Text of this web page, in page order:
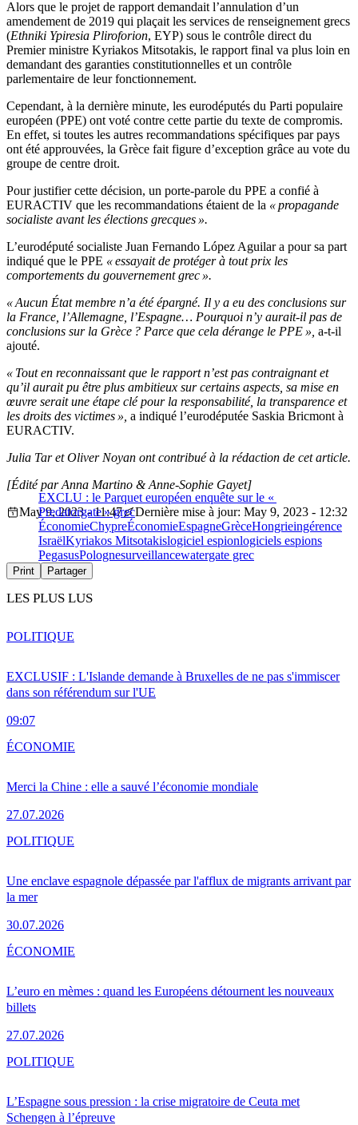
Alors que le projet de rapport demandait l’annulation d’un
amendement de 2019 qui plaçait les services de renseignement grecs
(Ethniki Ypiresia Pliroforion, EYP) sous le contrôle direct du
Premier ministre Kyriakos Mitsotakis, le rapport final va plus loin en
demandant des garanties constitutionnelles et un contrôle
parlementaire de leur fonctionnement.
Cependant, à la dernière minute, les eurodéputés du Parti populaire
européen (PPE) ont voté contre cette partie du texte de compromis.
En effet, si toutes les autres recommandations spécifiques par pays
ont été approuvées, la Grèce fait figure d’exception grâce au vote du
groupe de centre droit.
Pour justifier cette décision, un porte-parole du PPE a confié à
EURACTIV que les recommandations étaient de la « propagande
socialiste avant les élections grecques ».
L’eurodéputé socialiste Juan Fernando López Aguilar a pour sa part
indiqué que le PPE « essayait de protéger à tout prix les
comportements du gouvernement grec ».
« Aucun État membre n’a été épargné. Il y a eu des conclusions sur
la France, l’Allemagne, l’Espagne… Pourquoi n’y aurait-il pas de
conclusions sur la Grèce ? Parce que cela dérange le PPE », a-t-il
ajouté.
« Tout en reconnaissant que le rapport n’est pas contraignant et
qu’il aurait pu être plus ambitieux sur certains aspects, sa mise en
œuvre serait une étape clé pour la responsabilité, la transparence et
les droits des victimes », a indiqué l’eurodéputée Saskia Bricmont à
EURACTIV.
Julia Tar et Oliver Noyan ont contribué à la rédaction de cet article.
EXCLU : le Parquet européen enquête sur le «
Predatorgate » grec
[Édité par Anna Martino & Anne-Sophie Gayet]
May 9, 2023 - 11:47
Dernière mise à jour: May 9, 2023 - 12:32
ÉconomieChypreÉconomieEspagneGrèceHongrieingérence
IsraëlKyriakos Mitsotakislogiciel espionlogiciels espions
PegasusPolognesurveillancewatergate grec
Print Partager
LES PLUS LUS
EXCLUSIF : L'Islande demande à Bruxelles de ne pas s'immiscer
dans son référendum sur l'UE
09:07
POLITIQUE
Merci la Chine : elle a sauvé l’économie mondiale
27.07.2026
ÉCONOMIE
Une enclave espagnole dépassée par l'afflux de migrants arrivant par
la mer
30.07.2026
POLITIQUE
L’euro en mèmes : quand les Européens détournent les nouveaux
billets
27.07.2026
ÉCONOMIE
L’Espagne sous pression : la crise migratoire de Ceuta met
Schengen à l’épreuve
POLITIQUE